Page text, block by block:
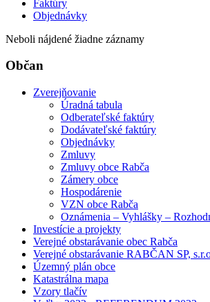
Faktúry
Objednávky
Neboli nájdené žiadne záznamy
Občan
Zverejňovanie
Úradná tabula
Odberateľské faktúry
Dodávateľské faktúry
Objednávky
Zmluvy
Zmluvy obce Rabča
Zámery obce
Hospodárenie
VZN obce Rabča
Oznámenia – Vyhlášky –
Investície a projekty
Verejné obstarávanie obec Rabča
Verejné obstarávanie RABČAN SP,
Územný plán obce
Katastrálna mapa
Vzory tlačív